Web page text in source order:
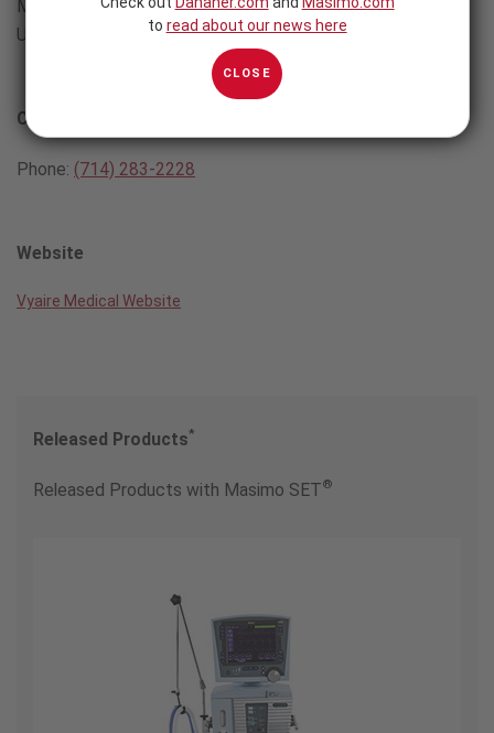
Mettawa, Illinois 60045
United States
Contact
Phone: (714) 283-2228
Website
Vyaire Medical Website
Released Products*
Released Products with Masimo SET®
to read about our news here
CLOSE